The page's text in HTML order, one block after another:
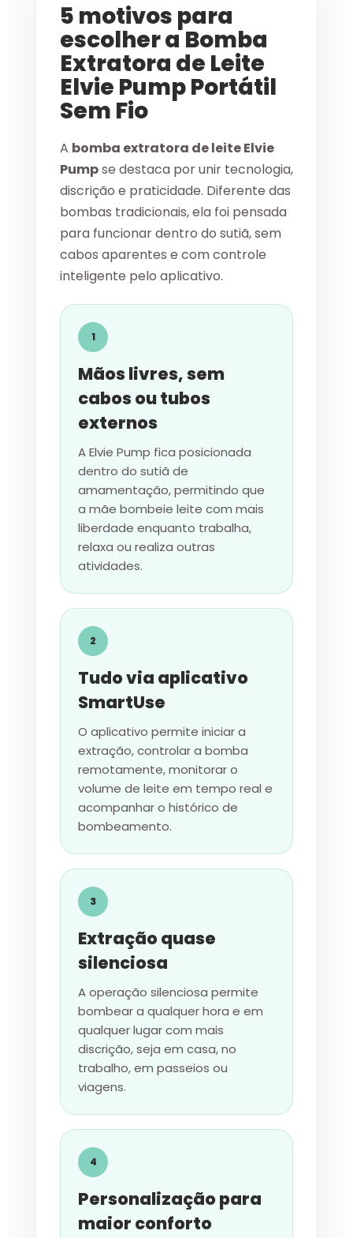
5 motivos para
escolher a Bomba
Extratora de Leite
Elvie Pump Portátil
Sem Fio
A bomba extratora de leite Elvie
Pumpse destaca por unir tecnologia,
discrição e praticidade. Diferente das
bombas tradicionais, ela foi pensada
para funcionar dentro do sutiã, sem
cabos aparentes e com controle
inteligente pelo aplicativo.
1
Mãos livres, sem
cabos ou tubos
externos
A Elvie Pump fica posicionada
dentro do sutiã de
amamentação, permitindo que
a mãe bombeie leite com mais
liberdade enquanto trabalha,
relaxa ou realiza outras
atividades.
2
Tudo via aplicativo
SmartUse
O aplicativo permite iniciar a
extração, controlar a bomba
remotamente, monitorar o
volume de leite em tempo real e
acompanhar o histórico de
bombeamento.
3
Extração quase
silenciosa
A operação silenciosa permite
bombear a qualquer hora e em
qualquer lugar com mais
discrição, seja em casa, no
trabalho, em passeios ou
viagens.
4
Personalização para
maior conforto